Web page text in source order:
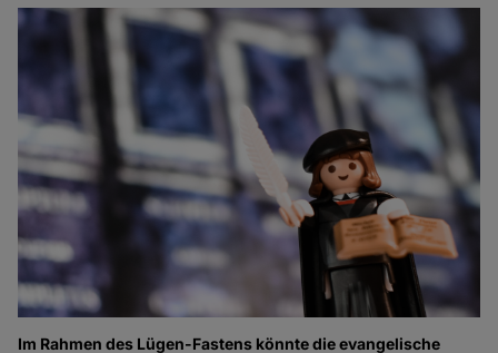
Im Rahmen des Lügen-Fastens könnte die evangelische